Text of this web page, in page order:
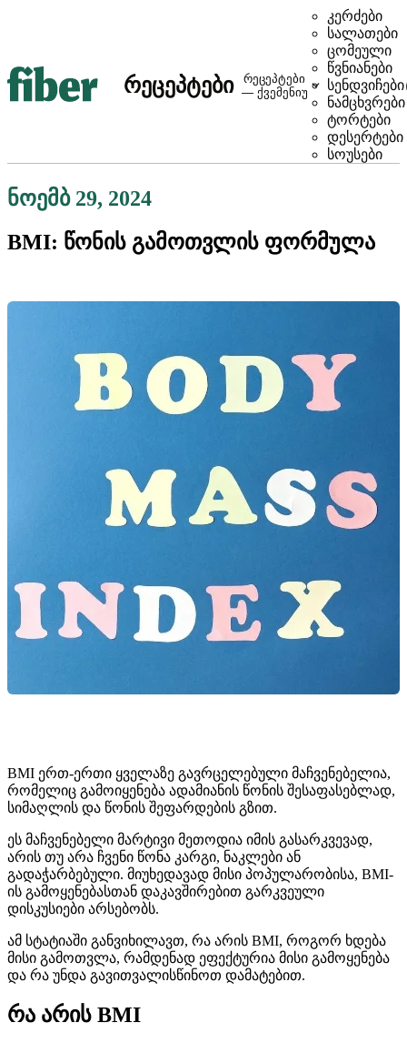
რეცეპტები
რეცეპტები
— ქვემენიუ
კერძები
სალათები
ცომეული
წვნიანები
სენდვიჩები
ნამცხვრები
ტორტები
დესერტები
სოუსები
ნოემბ 29, 2024
BMI: წონის გამოთვლის ფორმულა
BMI ერთ-ერთი ყველაზე გავრცელებული მაჩვენებელია,
რომელიც გამოიყენება ადამიანის წონის შესაფასებლად,
სიმაღლის და წონის შეფარდების გზით.
ეს მაჩვენებელი მარტივი მეთოდია იმის გასარკვევად,
არის თუ არა ჩვენი წონა კარგი, ნაკლები ან
გადაჭარბებული. მიუხედავად მისი პოპულარობისა, BMI-
ის გამოყენებასთან დაკავშირებით გარკვეული
დისკუსიები არსებობს.
ამ სტატიაში განვიხილავთ, რა არის BMI, როგორ ხდება
მისი გამოთვლა, რამდენად ეფექტურია მისი გამოყენება
და რა უნდა გავითვალისწინოთ დამატებით.
რა არის BMI